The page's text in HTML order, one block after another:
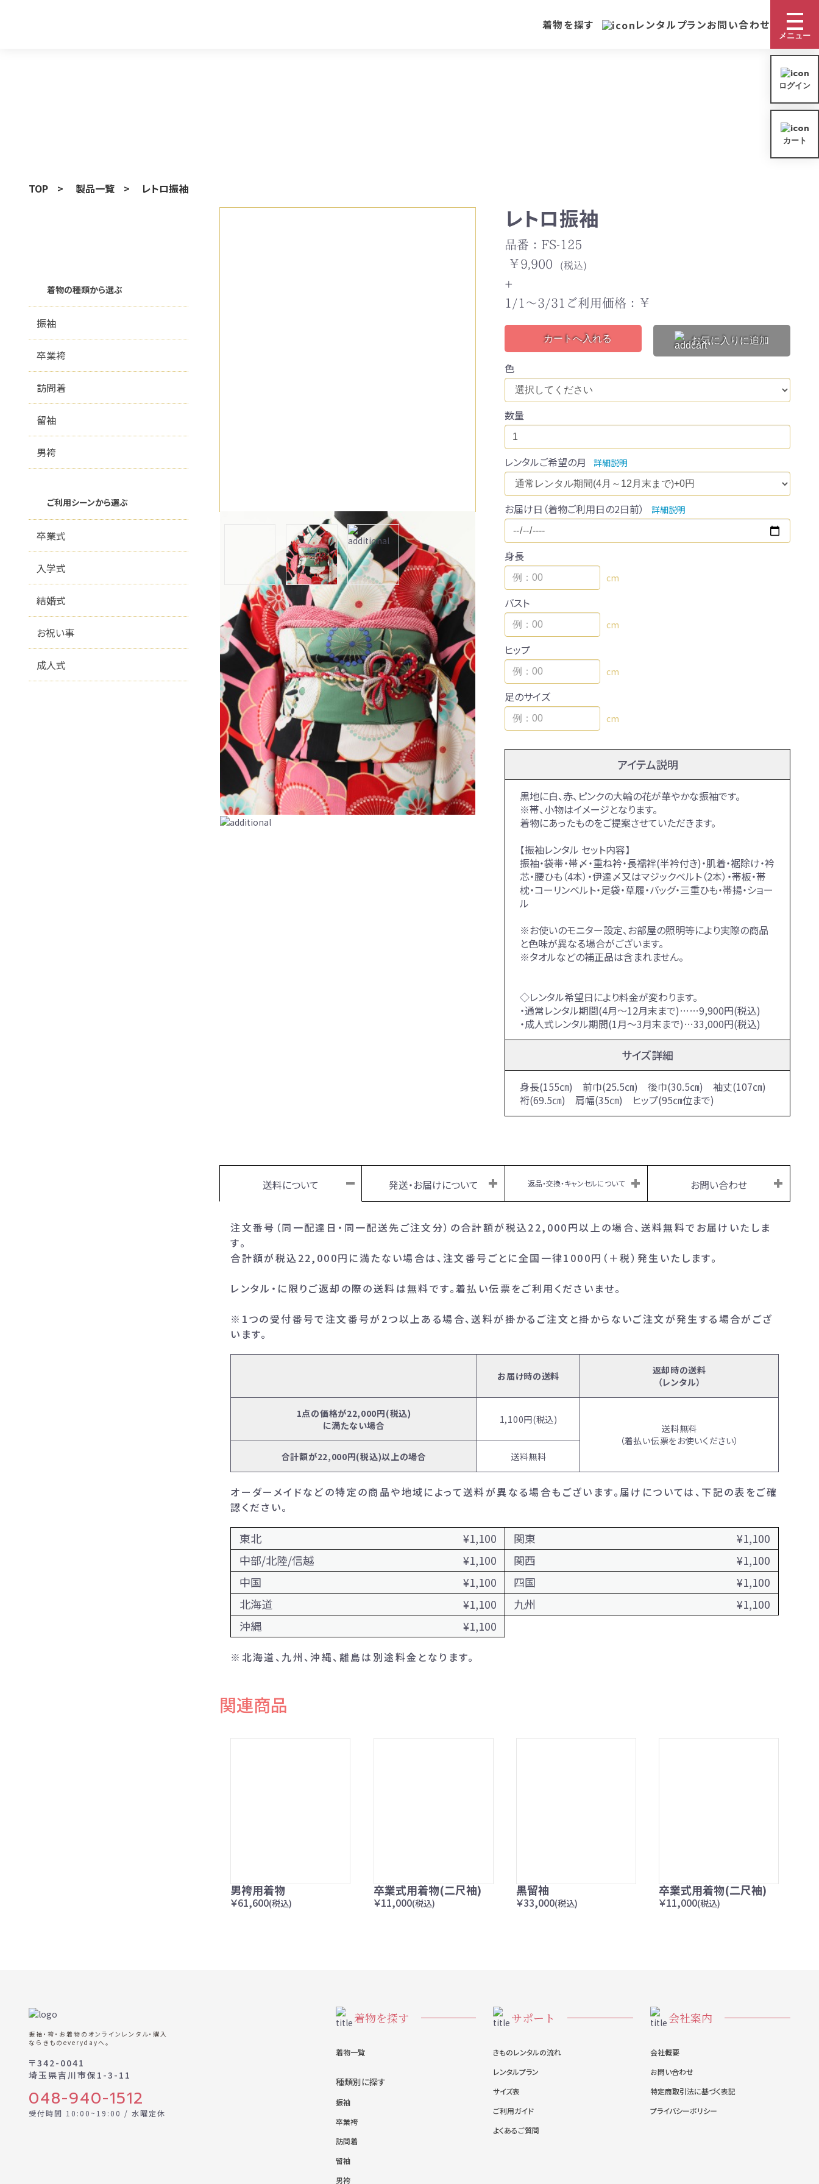
着物を探す レンタルプランお問い合わせ
メニュー
卒業袴
留袖
お問い合わせ
特定商取引法に基づく表記
プライバシーポリシー
ログイン
カート
TOP 製品一覧 レトロ振袖
着物の種類から選ぶ
振袖
卒業袴
訪問着
留袖
男袴
ご利用シーンから選ぶ
卒業式
入学式
結婚式
お祝い事
成人式
レトロ振袖
品番：FS-125
￥9,900
(税込)
+
1/1～3/31ご利用価格：￥
カートへ入れる
色
数量
レンタルご希望の月 詳細説明
お届け日（着物ご利用日の2日前） 詳細説明
身長
cm
バスト
cm
ヒップ
cm
足のサイズ
cm
アイテム説明
黒地に白、赤、ピンクの大輪の花が華やかな振袖です。
※帯、小物はイメージとなります。
着物にあったものをご提案させていただきます。
【振袖レンタル セット内容】
振袖・袋帯・帯〆・重ね衿・長襦袢(半衿付き)・肌着・裾除け・衿
芯・腰ひも（4本）・伊達〆又はマジックベルト（2本）・帯板・帯
枕・コーリンベルト・足袋・草履・バッグ・三重ひも・帯揚・ショー
ル
※お使いのモニター設定、お部屋の照明等により実際の商品
と色味が異なる場合がございます。
※タオルなどの補正品は含まれません。
◇レンタル希望日により料金が変わります。
・通常レンタル期間(4月～12月末まで)……9,900円(税込)
・成人式レンタル期間(1月～3月末まで)…33,000円(税込)
サイズ詳細
身長(155㎝) 前巾(25.5㎝) 後巾(30.5㎝) 袖丈(107㎝)
裄(69.5㎝) 肩幅(35㎝) ヒップ(95㎝位まで)
お気に入りに追加
送料について 発送・お届けについて 返品・交換・キャンセルについて お問い合わせ
注文番号（同一配達日・同一配送先ご注文分）の合計額が税込22,000円以上の場合、送料無料でお届けいたしま
す。
合計額が税込22,000円に満たない場合は、注文番号ごとに全国一律1000円（＋税）発生いたします。
レンタル・に限りご返却の際の送料は無料です。着払い伝票をご利用くださいませ。
※1つの受付番号で注文番号が2つ以上ある場合、送料が掛かるご注文と掛からないご注文が発生する場合がござ
います。
お届け時の送料
返却時の送料
（レンタル）
1点の価格が22,000円(税込)
に満たない場合
1,100円(税込)
送料無料
（着払い伝票をお使いください）
合計額が22,000円(税込)以上の場合
送料無料
オーダーメイドなどの特定の商品や地域によって送料が異なる場合もございます。届けについては、下記の表をご確
認ください。
東北 ¥1,100 関東
¥1,100
中部/北陸/信越
¥1,100 関西
¥1,100
中国
¥1,100 四国
¥1,100
北海道
¥1,100 九州
¥1,100
沖縄
¥1,100
※北海道、九州、沖縄、離島は別途料金となります。
関連商品
男袴用着物
￥61,600(税込)
卒業式用着物(二尺袖)
￥11,000(税込)
黒留袖
￥33,000(税込)
卒業式用着物(二尺袖)
￥11,000(税込)
振袖・袴・お着物のオンラインレンタル・購入
ならきものeverydayへ。
〒342-0041
埼玉県吉川市保1-3-11
048-940-1512
受付時間 10:00~19:00 / 水曜定休
着物を探す
着物一覧
種類別に探す
振袖
卒業袴
訪問着
留袖
男袴
サポート
きものレンタルの流れ
レンタルプラン
サイズ表
ご利用ガイド
よくあるご質問
会社案内
会社概要
お問い合わせ
特定商取引法に基づく表記
プライバシーポリシー